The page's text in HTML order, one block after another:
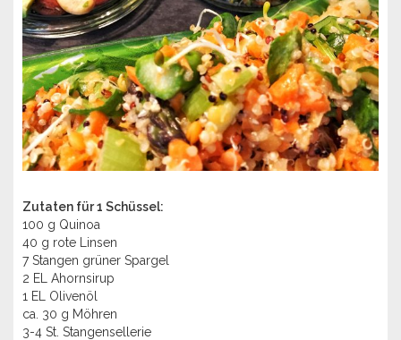
Zutaten für 1 Schüssel:
100 g Quinoa
40 g rote Linsen
7 Stangen grüner Spargel
2 EL Ahornsirup
1 EL Olivenöl
ca. 30 g Möhren
3-4 St. Stangensellerie